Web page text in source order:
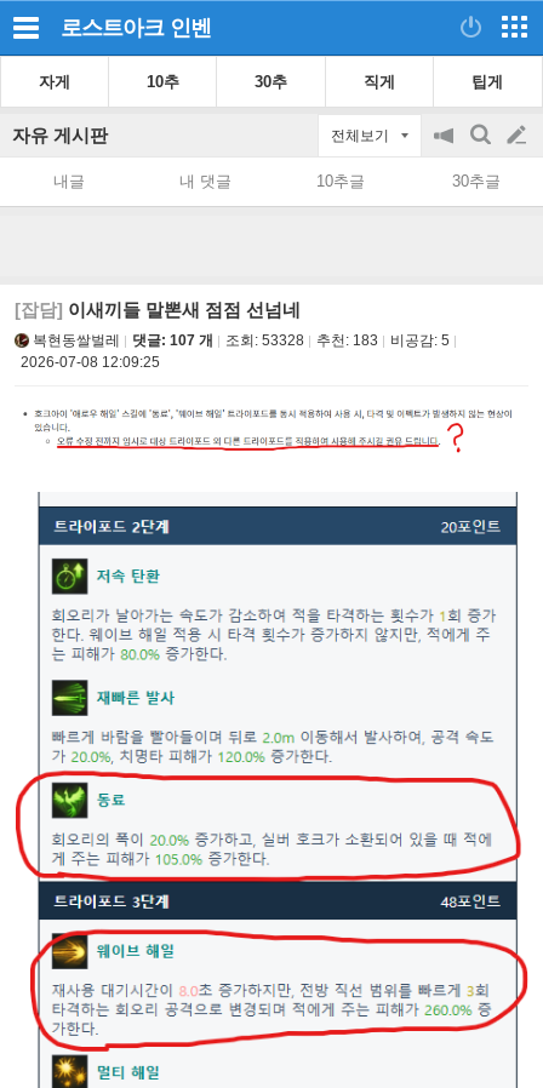
로스트아크 인벤
자게 10추 30추 직게 팁게
자유 게시판 전체보기
공
지
on/off
검
색
글
쓰
내글 내 댓글 10추글 30추글
[잡담] 이새끼들 말뽄새 점점 선넘네
복현동쌀벌레 댓글: 107 개 조회: 53328 추천: 183 비공감: 5
2026-07-08 12:09:25